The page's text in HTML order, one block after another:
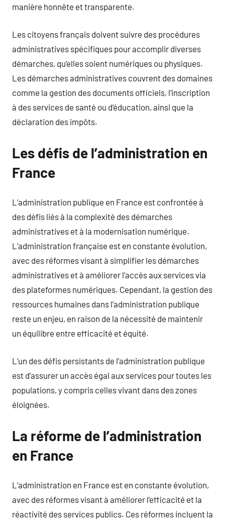
manière honnête et transparente.
Les citoyens français doivent suivre des procédures
administratives spécifiques pour accomplir diverses
démarches, qu’elles soient numériques ou physiques.
Les démarches administratives couvrent des domaines
comme la gestion des documents officiels, l’inscription
à des services de santé ou d’éducation, ainsi que la
déclaration des impôts.
Les défis de l’administration en
France
L’administration publique en France est confrontée à
des défis liés à la complexité des démarches
administratives et à la modernisation numérique.
L’administration française est en constante évolution,
avec des réformes visant à simplifier les démarches
administratives et à améliorer l’accès aux services via
des plateformes numériques. Cependant, la gestion des
ressources humaines dans l’administration publique
reste un enjeu, en raison de la nécessité de maintenir
un équilibre entre efficacité et équité.
L’un des défis persistants de l’administration publique
est d’assurer un accès égal aux services pour toutes les
populations, y compris celles vivant dans des zones
éloignées.
La réforme de l’administration
en France
L’administration en France est en constante évolution,
avec des réformes visant à améliorer l’efficacité et la
réactivité des services publics. Ces réformes incluent la